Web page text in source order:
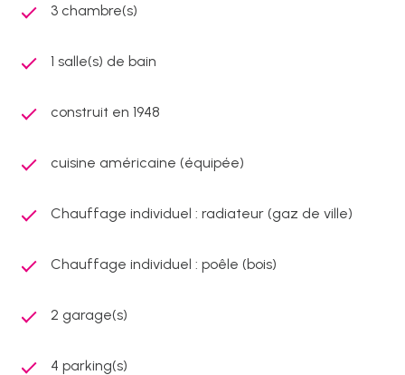
3 chambre(s)
1 salle(s) de bain
construit en 1948
cuisine américaine (équipée)
Chauffage individuel : radiateur (gaz de ville)
Chauffage individuel : poêle (bois)
2 garage(s)
4 parking(s)